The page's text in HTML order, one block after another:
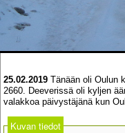
25.02.2019 Tänään oli Oulun
2660. Deeverissä oli kyljen
valakkoa päivystäjänä kun
Kuvan tiedot